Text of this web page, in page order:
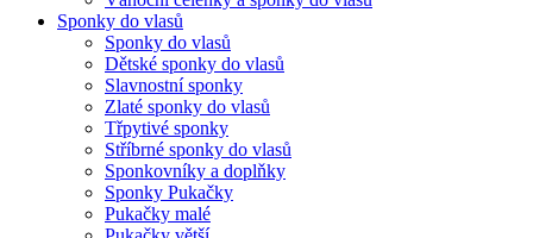
Sponky do vlasů
Sponky do vlasů
Dětské sponky do vlasů
Slavnostní sponky
Zlaté sponky do vlasů
Třpytivé sponky
Stříbrné sponky do vlasů
Sponkovníky a doplňky
Sponky Pukačky
Pukačky malé